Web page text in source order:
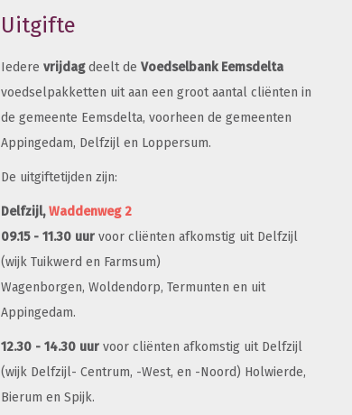
Uitgifte
Iedere vrijdagdeelt de Voedselbank Eemsdelta
voedselpakketten uit aan een groot aantal cliënten in
de gemeente Eemsdelta, voorheen de gemeenten
Appingedam, Delfzijl en Loppersum.
De uitgiftetijden zijn:
Delfzijl,Waddenweg 2
09.15 - 11.30 uur voor cliënten afkomstig uit Delfzijl
(wijk Tuikwerd en Farmsum)
Wagenborgen, Woldendorp, Termunten en uit
Appingedam.
12.30 - 14.30 uur voor cliënten afkomstig uit Delfzijl
(wijk Delfzijl- Centrum, -West, en -Noord) Holwierde,
Bierum en Spijk.